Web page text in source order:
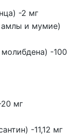
-2 мг
и мумие)
-100
мг
-11,12 мг